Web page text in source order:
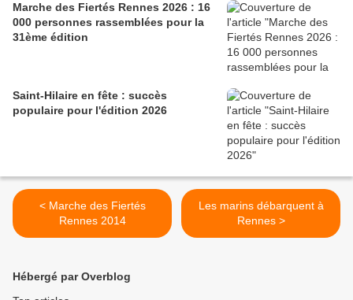
Marche des Fiertés Rennes 2026 : 16
000 personnes rassemblées pour la
31ème édition
Saint-Hilaire en fête : succès
populaire pour l'édition 2026
< Marche des Fiertés
Rennes 2014
Les marins débarquent à
Rennes >
Hébergé par Overblog